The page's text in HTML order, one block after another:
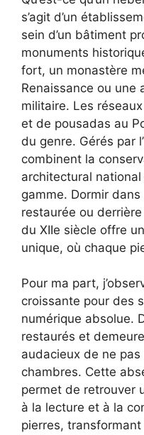
s’agit d’un
sein d’un bâtiment
monuments
fort, un monastère
Renaissance ou une
militaire. Les
et de pousadas au
du genre. Gérés par
combinent la
architectural
gamme. Dormir
restaurée ou
du XIIe siècle offre
unique, où chaque
Pour ma part,
croissante pour des
numérique absolue.
restaurés et
audacieux de ne
chambres. Cette
permet de retrouver
à la lecture et à la
pierres, transformant